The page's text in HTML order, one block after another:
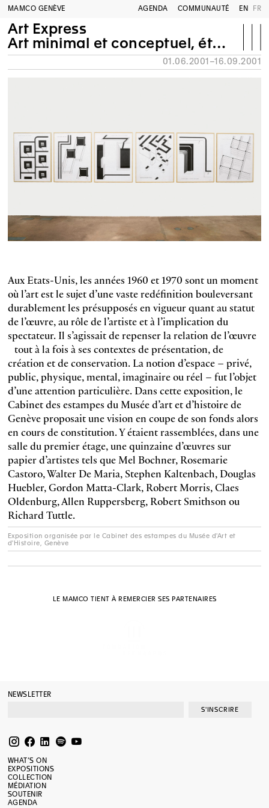
MAMCO GENÈVE AGENDA COMMUNAUTÉ EN FR
Art Express
Art minimal et conceptuel, état d’une collection
01.06.2001–16.09.2001
Aux Etats-Unis, les années 1960 et 1970 sont un moment
où l’art est le sujet d’une vaste redéfinition bouleversant
durablement les présupposés en vigueur quant au statut
de l’œuvre, au rôle de l’artiste et à l’implication du
spectateur. Il s’agissait de repenser la relation de l’œuvre
tout à la fois à ses contextes de présentation, de
création et de conservation. La notion d’espace – privé,
public, physique, mental, imaginaire ou réel – fut l’objet
d’une attention particulière. Dans cette exposition, le
Cabinet des estampes du Musée d’art et d’histoire de
Genève proposait une vision en coupe de son fonds alors
en cours de constitution. Y étaient ras­semblées, dans une
salle du premier étage, une quinzaine d’œuvres sur
papier d’artistes tels que Mel Bochner, Rosemarie
Castoro, Walter De Maria, Stephen Kaltenbach, Douglas
Huebler, Gordon Matta-Clark, Robert Morris, Claes
Oldenburg, Allen Ruppersberg, Robert Smithson ou
Richard Tuttle.
Exposition organisée par le Cabinet des estampes du Musée d'Art et
d'Histoire, Genève
LE MAMCO TIENT À REMERCIER SES PARTENAIRES
NEWSLETTER
S'INSCRIRE
WHAT’S ON
EXPOSITIONS
COLLECTION
MÉDIATION
SOUTENIR
AGENDA